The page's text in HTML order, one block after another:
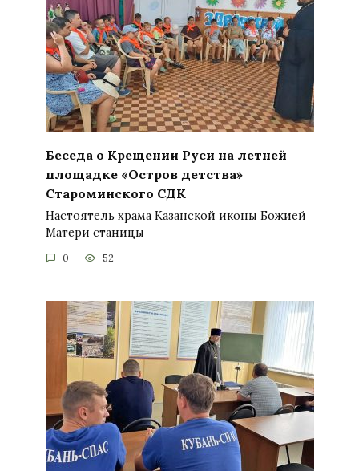
Беседа о Крещении Руси на летней
площадке «Остров детства»
Староминского СДК
Настоятель храма Казанской иконы Божией
Матери станицы
0 52